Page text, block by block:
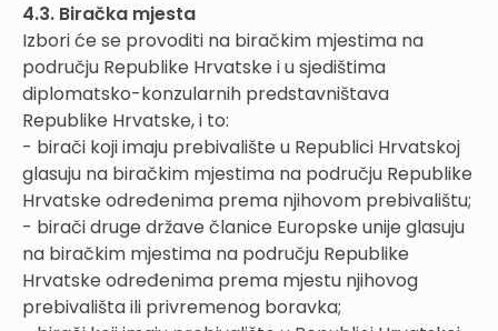
4.3. Biračka mjesta
Izbori će se provoditi na biračkim mjestima na
području Republike Hrvatske i u sjedištima
diplomatsko-konzularnih predstavništava
Republike Hrvatske, i to:
- birači koji imaju prebivalište u Republici Hrvatskoj
glasuju na biračkim mjestima na području Republike
Hrvatske određenima prema njihovom prebivalištu;
- birači druge države članice Europske unije glasuju
na biračkim mjestima na području Republike
Hrvatske određenima prema mjestu njihovog
prebivališta ili privremenog boravka;